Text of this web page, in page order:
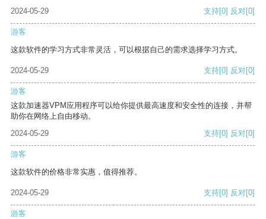
2024-05-29
支持[0] 反对[0]
游客
这款软件的学习方式非常灵活，可以根据自己的需求选择学习方式。
2024-05-29 支持[0] 反对[0]
游客
这款加速器VPM应用程序可以给你提供最高速度和安全性的连接，并帮
助你在网络上自由移动。
2024-05-29
支持[0] 反对[0]
游客
这款软件的价格非常实惠，值得推荐。
2024-05-29 支持[0] 反对[0]
游客